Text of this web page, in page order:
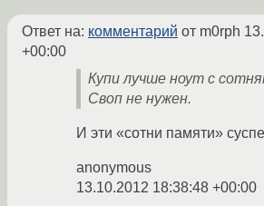
Ответ на: комментарий от m0rph
+00:00
Купи лучше ноут с
Своп не нужен.
И эти «сотни памяти»
anonymous
13.10.2012 18:38:48 +00:00